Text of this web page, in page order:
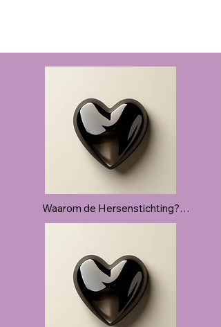
Waarom de Hersenstichting?
..